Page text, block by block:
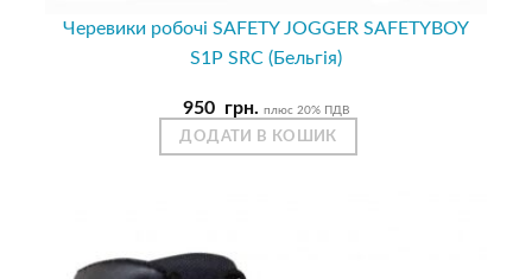
Черевики робочі SAFETY JOGGER SAFETYBOY
S1P SRC (Бельгія)
950 грн. плюс 20% ПДВ
ДОДАТИ В КОШИК